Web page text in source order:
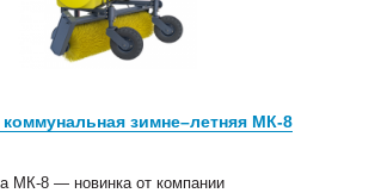
зимне–летняя МК-8
МК-8 — новинка от компании